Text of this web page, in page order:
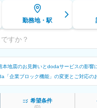
勤務地・駅
すか？
本地震のお見舞いとdodaサービスの影響
「企業ブロック機能」の変更とご対応の
希望条件
(0)